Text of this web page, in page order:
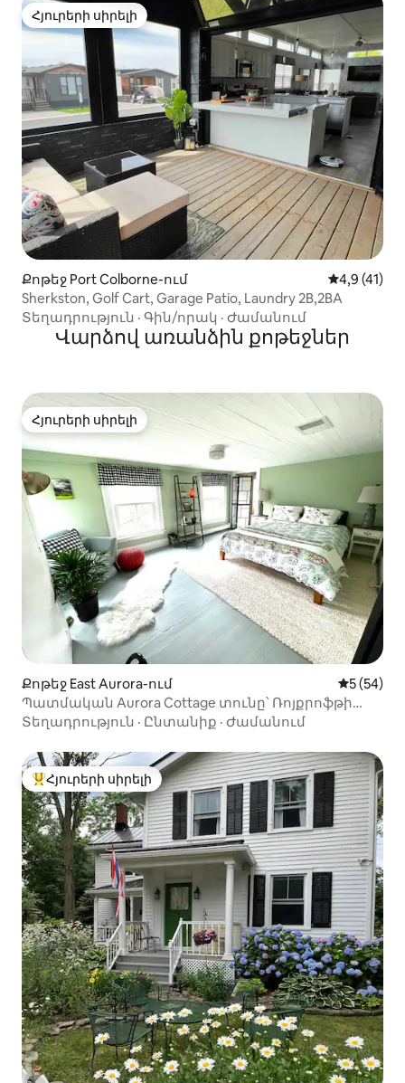
Հյուրերի սիրելի
Հյուրերի սիրելի
Քոթեջ Port Colborne-ում Միջին
4,9 (41)
Sherkston, Golf Cart, Garage Patio, Laundry 2B,2BA
Տեղադրություն · Գին/որակ · Ժամանում
Վարձով առանձին քոթեջներ
Հյուրերի սիրելի
Հյուրերի սիրելի
Քոթեջ East Aurora-ում Միջին
5 (54)
Պատմական Aurora Cottage տունը՝ Ռոյքրոֆթի
մոտ, Նոքս Ֆարմ
Տեղադրություն · Ընտանիք · Ժամանում
Հյուրերի սիրելի լավագույն տները
Հյուրերի սիրելի